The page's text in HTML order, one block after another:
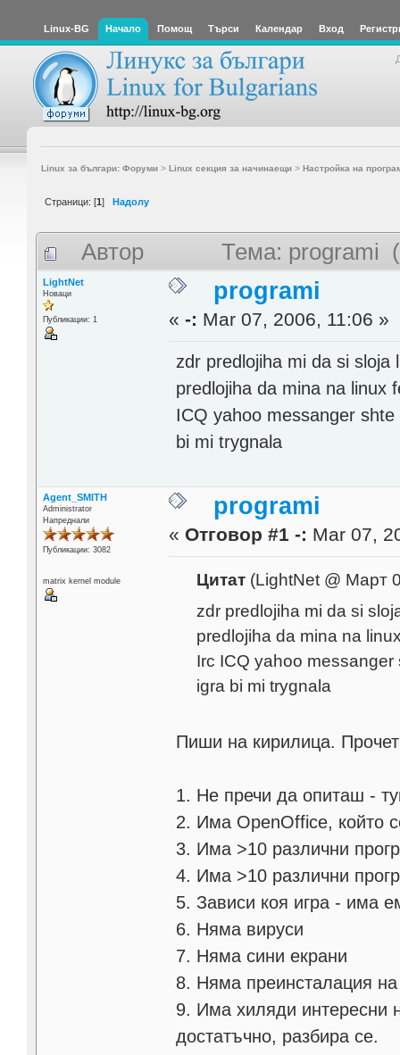
Linux-BG Начало Помощ Търси Календар Вход
Linux за българи: Форуми> Linux секция за начинаещи> Настройка на
Страници: [1] Надолу
Автор Тема: programi
LightNet
Новаци
Публикации: 1
programi
«-: Mar 07, 2006, 11:06 »
zdr predlojiha mi da si sloja
predlojiha da mina na linux
ICQ yahoo messanger
bi mi trygnala
Agent_SMITH
Administrator
Напреднали
Публикации: 3082
matrix kernel module
programi
« Отговор #1 -: Mar 07,
Цитат(LightNet @ Март
zdr predlojiha mi da si
predlojiha da mina na
Irc ICQ yahoo
igra bi mi trygnala
Пиши на кирилица.
1. Не пречи да опиташ -
2. Има OpenOffice, който
3. Има >10 различни
4. Има >10 различни
5. Зависи коя игра - има
6. Няма вируси
7. Няма сини екрани
8. Няма преинсталация
9. Има хиляди
достатъчно, разбира се.